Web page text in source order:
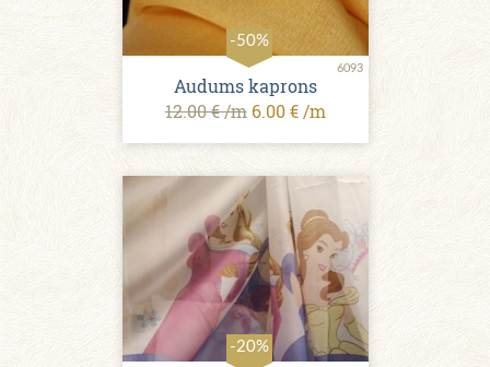
-50%
6093
Audums kaprons
12.00 € /m 6.00 € /m
-20%